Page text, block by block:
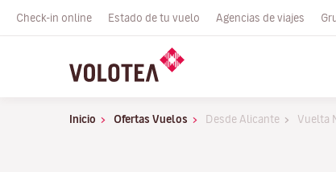
Check-in online Estado de tu vuelo Agencias de viajes
Inicio Ofertas Vuelos Desde Alicante Vuelta